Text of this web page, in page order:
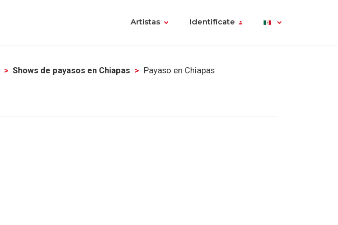
Artistas Identifícate
Shows de payasos en Chiapas Payaso en Chiapas